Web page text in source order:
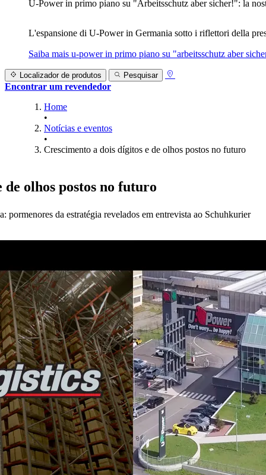
U‑Power in primo piano su "Arbeitsschutz aber sicher!": la
L'espansione di U‑Power in Germania sotto i riflettori della
Saiba mais u‑power in primo piano su "arbeitsschutz aber
Localizador de produtos Pesquisar
Encontrar um revendedor
Home
•
Notícias e eventos
•
Crescimento a dois dígitos e de olhos postos no futuro
olhos postos no futuro
pormenores da estratégia revelados em entrevista ao Schuhkurier